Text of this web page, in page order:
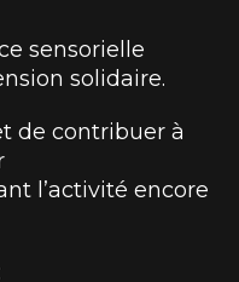
sensorielle
solidaire.
de contribuer à
l’activité encore